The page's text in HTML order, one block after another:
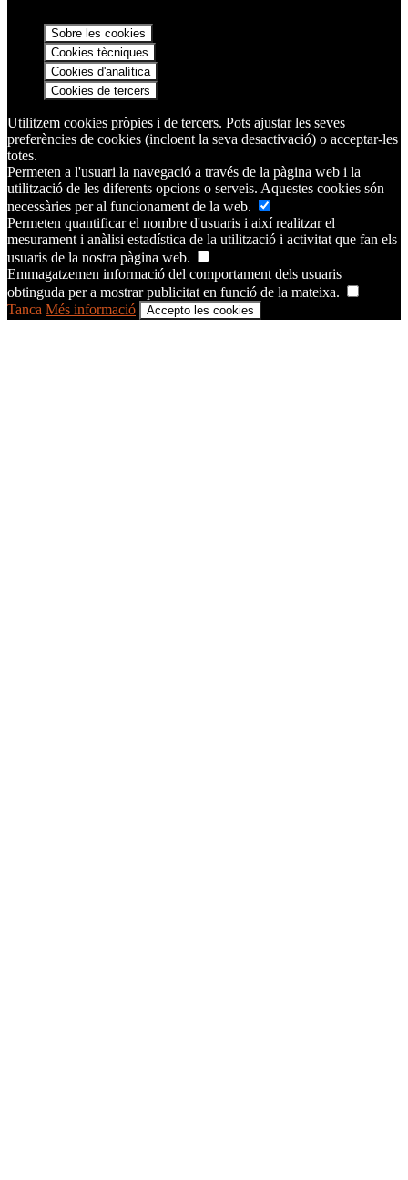
Sobre les cookies
Cookies tècniques
Cookies d'analítica
Cookies de tercers
Utilitzem cookies pròpies i de tercers. Pots ajustar les seves
preferències de cookies (incloent la seva desactivació) o acceptar-les
totes.
Permeten a l'usuari la navegació a través de la pàgina web i la
utilització de les diferents opcions o serveis. Aquestes cookies són
necessàries per al funcionament de la web.
Permeten quantificar el nombre d'usuaris i així realitzar el
mesurament i anàlisi estadística de la utilització i activitat que fan els
usuaris de la nostra pàgina web.
Emmagatzemen informació del comportament dels usuaris
obtinguda per a mostrar publicitat en funció de la mateixa.
Tanca Més informació Accepto les cookies